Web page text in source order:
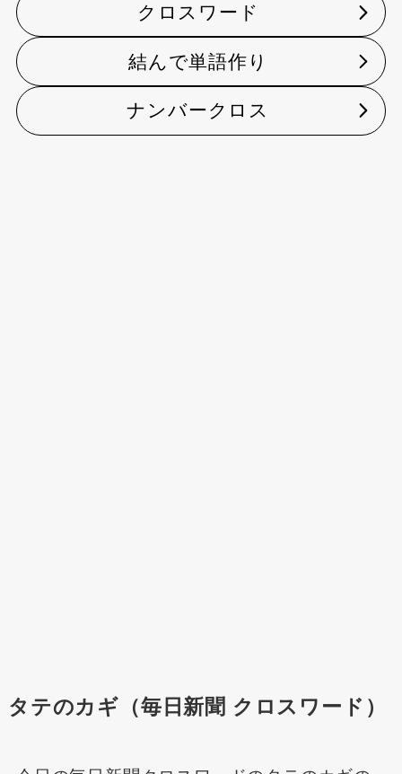
クロスワード
結んで単語作り
ナンバークロス
タテのカギ（毎日新聞 クロスワード）